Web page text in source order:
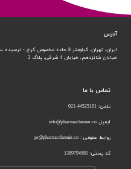
تماس با ما
تلفن: 44525191-021
ایمیل info@pharmachemie.co
روابط عمومی : pr@pharmachemie.co
کد پستی: 1389794581
آدرس
ایران، تهران، کیلومتر 8 جاده مخصوص کرج - نرسیده به آزادگان
خیابان شانزدهم، خیابان 4 شرقی، پلاک 2